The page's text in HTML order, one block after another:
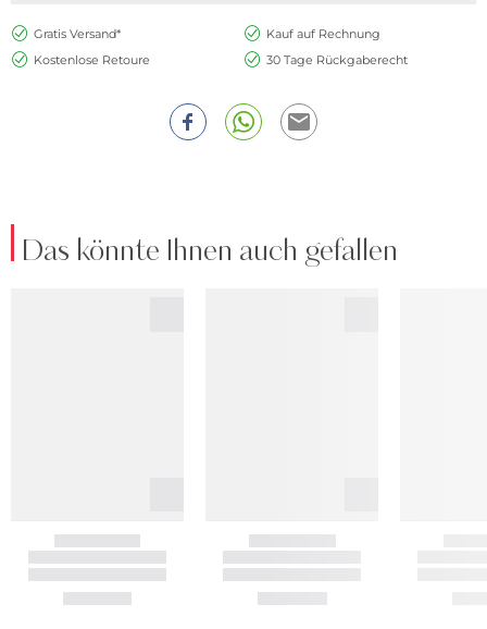
Gratis Versand*
Kauf auf Rechnung
Kostenlose Retoure
30 Tage Rückgaberecht
Das könnte Ihnen auch gefallen